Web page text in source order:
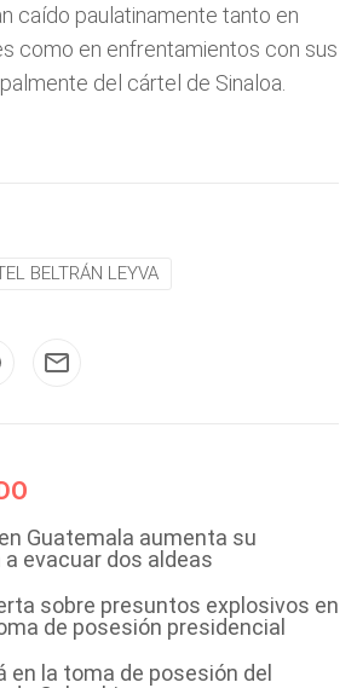
caído paulatinamente tanto en
como en enfrentamientos con sus
del cártel de Sinaloa.
BELTRÁN LEYVA
Guatemala aumenta su
evacuar dos aldeas
sobre presuntos explosivos en
de posesión presidencial
en la toma de posesión del